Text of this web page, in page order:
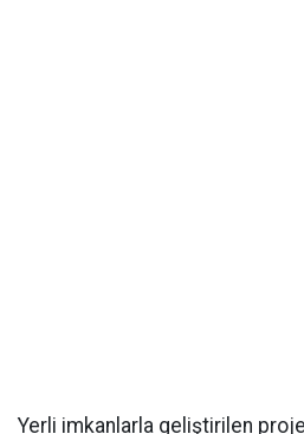
Yerli imkanlarla geliştirilen